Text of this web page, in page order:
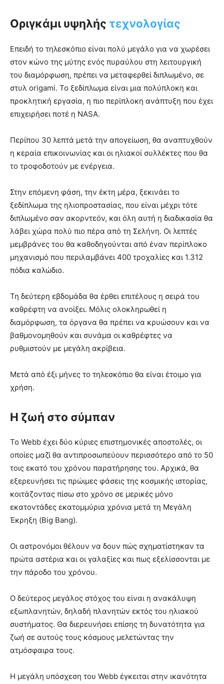
Οριγκάμι υψηλής τεχνολογίας
Επειδή το τηλεσκόπιο είναι πολύ μεγάλο για να χωρέσει
στον κώνο της μύτης ενός πυραύλου στη λειτουργική
του διαμόρφωση, πρέπει να μεταφερθεί διπλωμένο, σε
στυλ origami. Το ξεδίπλωμα είναι μια πολύπλοκη και
προκλητική εργασία, η πιο περίπλοκη ανάπτυξη που έχει
επιχειρήσει ποτέ η NASA.
Περίπου 30 λεπτά μετά την απογείωση, θα αναπτυχθούν
η κεραία επικοινωνίας και οι ηλιακοί συλλέκτες που θα
το τροφοδοτούν με ενέργεια.
Στην επόμενη φάση, την έκτη μέρα, ξεκινάει το
ξεδίπλωμα της ηλιοπροστασίας, που είναι μέχρι τότε
διπλωμένο σαν ακορντεόν, και όλη αυτή η διαδικασία θα
λάβει χώρα πολύ πιο πέρα από τη Σελήνη. Οι λεπτές
μεμβράνες του θα καθοδηγούνται από έναν περίπλοκο
μηχανισμό που περιλαμβάνει 400 τροχαλίες και 1.312
πόδια καλώδιο.
Τη δεύτερη εβδομάδα θα έρθει επιτέλους η σειρά του
καθρέφτη να ανοίξει. Μόλις ολοκληρωθεί η
διαμόρφωση, τα όργανα θα πρέπει να κρυώσουν και να
βαθμονομηθούν και συνάμα οι καθρέφτες να
ρυθμιστούν με μεγάλη ακρίβεια.
Μετά από έξι μήνες το τηλεσκόπιο θα είναι έτοιμο για
χρήση.
Η ζωή στο σύμπαν
Το Webb έχει δύο κύριες επιστημονικές αποστολές, οι
οποίες μαζί θα αντιπροσωπεύουν περισσότερο από το 50
τοις εκατό του χρόνου παρατήρησης του. Αρχικά, θα
εξερευνήσει τις πρώιμες φάσεις της κοσμικής ιστορίας,
κοιτάζοντας πίσω στο χρόνο σε μερικές μόνο
εκατοντάδες εκατομμύρια χρόνια μετά τη Μεγάλη
Έκρηξη (Big Bang).
Οι αστρονόμοι θέλουν να δουν πώς σχηματίστηκαν τα
πρώτα αστέρια και οι γαλαξίες και πως εξελίσσονται με
την πάροδο του χρόνου.
Ο δεύτερος μεγάλος στόχος του είναι η ανακάλυψη
εξωπλανητών, δηλαδή πλανητών εκτός του ηλιακού
συστήματος. Θα διερευνήσει επίσης τη δυνατότητα για
ζωή σε αυτούς τους κόσμους μελετώντας την
ατμόσφαιρα τους.
Η μεγάλη υπόσχεση του Webb έγκειται στην ικανότητα